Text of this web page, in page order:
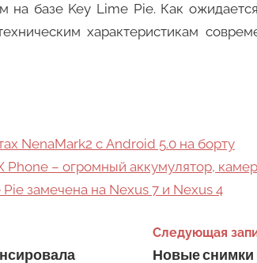
на базе Key Lime Pie. Как
характеристикам
NenaMark2 с Android 5.0 на борту
– огромный аккумулятор,
замечена на Nexus 7 и Nexus 4
Следующая
Новые снимки